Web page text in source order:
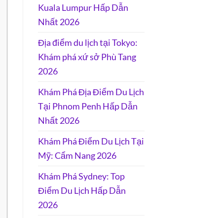
Kuala Lumpur Hấp Dẫn
Nhất 2026
Địa điểm du lịch tại Tokyo:
Khám phá xứ sở Phù Tang
2026
Khám Phá Địa Điểm Du Lịch
Tại Phnom Penh Hấp Dẫn
Nhất 2026
Khám Phá Điểm Du Lịch Tại
Mỹ: Cẩm Nang 2026
Khám Phá Sydney: Top
Điểm Du Lịch Hấp Dẫn
2026